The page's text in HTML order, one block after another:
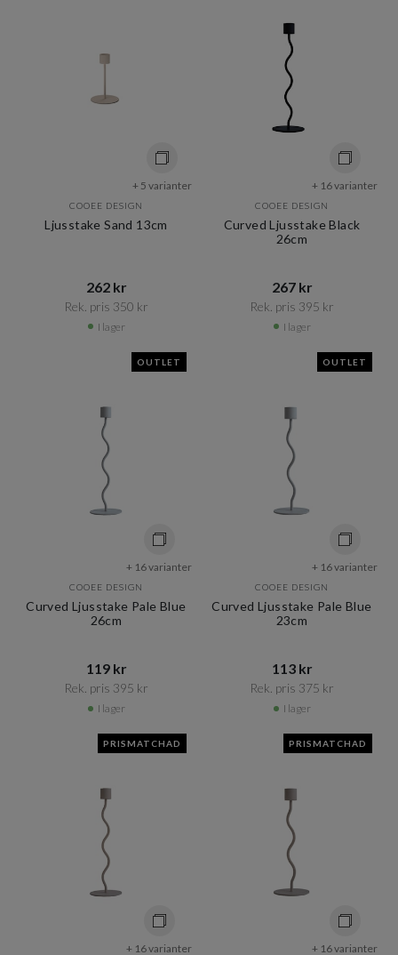
+ 5 varianter
COOEE DESIGN
Ljusstake Sand 13cm
262 kr​​
Rek. pris 350 kr​​
I lager
+ 16 varianter
COOEE DESIGN
Curved Ljusstake Black
26cm
267 kr​​
Rek. pris 395 kr​​
I lager
OUTLET
+ 16 varianter
COOEE DESIGN
Curved Ljusstake Pale Blue
26cm
119 kr​​
Rek. pris 395 kr​​
I lager
OUTLET
+ 16 varianter
COOEE DESIGN
Curved Ljusstake Pale Blue
23cm
113 kr​​
Rek. pris 375 kr​​
I lager
PRISMATCHAD
+ 16 varianter
PRISMATCHAD
+ 16 varianter